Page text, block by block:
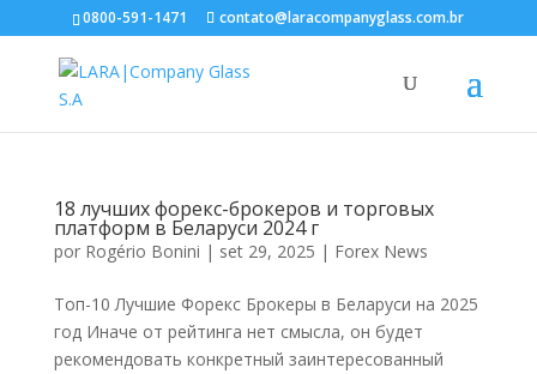
0800-591-1471 contato@laracompanyglass.com.br
18 лучших форекс-брокеров и торговых
платформ в Беларуси 2024 г
por Rogério Bonini | set 29, 2025 | Forex News
Топ-10 Лучшие Форекс Брокеры в Беларуси на 2025
год Иначе от рейтинга нет смысла, он будет
рекомендовать конкретный заинтересованный